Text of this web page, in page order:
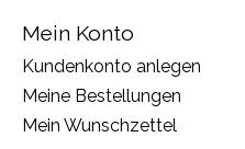
Mein Konto
Kundenkonto anlegen
Meine Bestellungen
Mein Wunschzettel